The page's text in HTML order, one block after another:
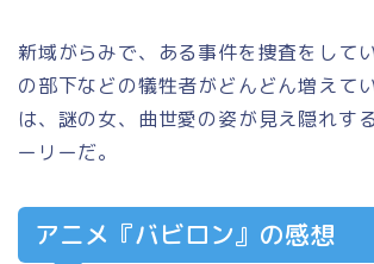
新域がらみで、ある事件を捜査をして
の部下などの犠牲者がどんどん増えて
は、謎の女、曲世愛の姿が見え隠れす
ーリーだ。
アニメ『バビロン』の感想